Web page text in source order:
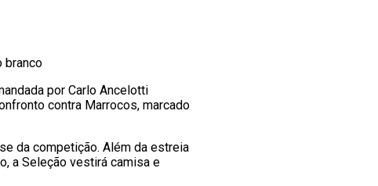
branco
por Carlo Ancelotti
contra Marrocos, marcado
da competição. Além da estreia
a Seleção vestirá camisa e